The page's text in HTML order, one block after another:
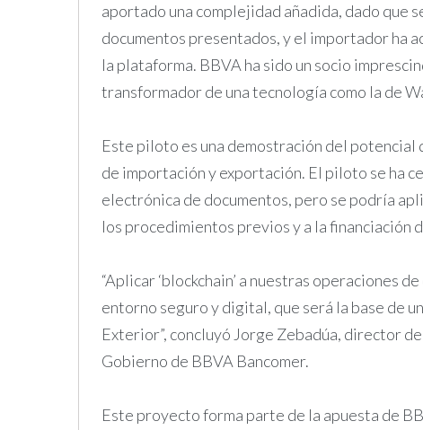
aportado una complejidad añadida, dado que
documentos presentados, y el importador ha
la plataforma. BBVA ha sido un socio
transformador de una tecnología como la de
Este piloto es una demostración del potencial
de importación y exportación. El piloto se ha
electrónica de documentos, pero se podría
los procedimientos previos y a la financiación
“Aplicar ‘blockchain’ a nuestras operaciones
entorno seguro y digital, que será la base de
Exterior”, concluyó Jorge Zebadúa, director
Gobierno de BBVA Bancomer.
Este proyecto forma parte de la apuesta de